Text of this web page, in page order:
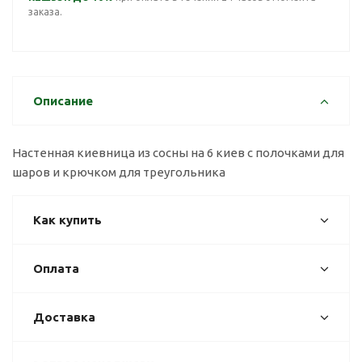
заказа.
Описание
Настенная киевница из сосны на 6 киев с полочками для
шаров и крючком для треугольника
Как купить
Оплата
Доставка